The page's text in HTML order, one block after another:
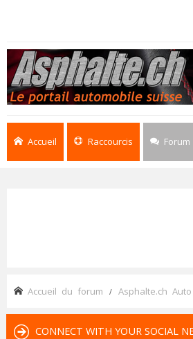
Accueil Raccourcis Forum
Accueil du forum Asphalte.ch Auto
CONNECT WITH YOUR SOCIAL